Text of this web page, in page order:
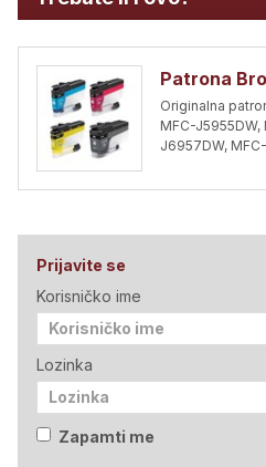
Patrona
Originalna
MFC-J5955DW,
J6957DW,
Prijavite se
Korisničko ime
Lozinka
Zapamti me